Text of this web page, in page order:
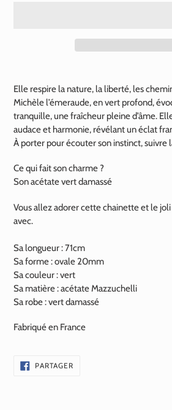
d'un
produit
à
votre
panier
Elle respire la nature, la liberté, les
Michèle l’émeraude, en vert profond,
tranquille, une fraîcheur pleine d’âme.
audace et harmonie, révélant un éclat
À porter pour écouter son instinct, suivre
Ce qui fait son charme ?
Son acétate vert damassé
Vous allez adorer cette chainette et le joli
avec.
Sa longueur : 71cm
Sa forme : ovale 20mm
Sa couleur : vert
Sa matière : acétate Mazzuchelli
Sa robe : vert damassé
Fabriqué en France
PARTAGERPARTAGER
SUR